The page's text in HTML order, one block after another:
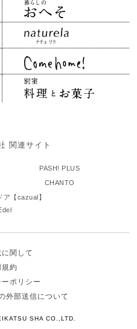
関連サイト
PASH! PLUS
CHANTO
ア【cazual】
関して
規約
ポリシー
外部送信について
SHA CO.,LTD.